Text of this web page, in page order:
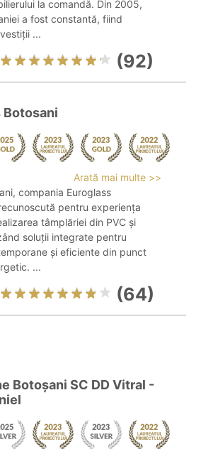
la comandă. Din 2005,
a fost constantă, fiind
...
(92)
Botosani
Arată mai multe >>
compania Euroglass
pentru experiența
tâmplăriei din PVC și
soluții integrate pentru
și eficiente din punct
...
(64)
Botoşani SC DD Vitral -